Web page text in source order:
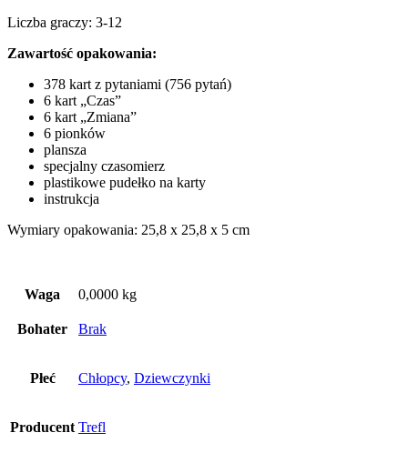
Liczba graczy: 3-12
Zawartość opakowania:
378 kart z pytaniami (756 pytań)
6 kart „Czas”
6 kart „Zmiana”
6 pionków
plansza
specjalny czasomierz
plastikowe pudełko na karty
instrukcja
Wymiary opakowania: 25,8 x 25,8 x 5 cm
Waga 0,0000 kg
Bohater Brak
Płeć Chłopcy, Dziewczynki
Producent Trefl